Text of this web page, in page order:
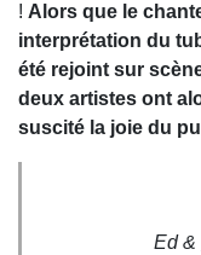
! Alors que le
interprétation du
été rejoint sur
deux artistes ont
suscité la joie du
Ed &